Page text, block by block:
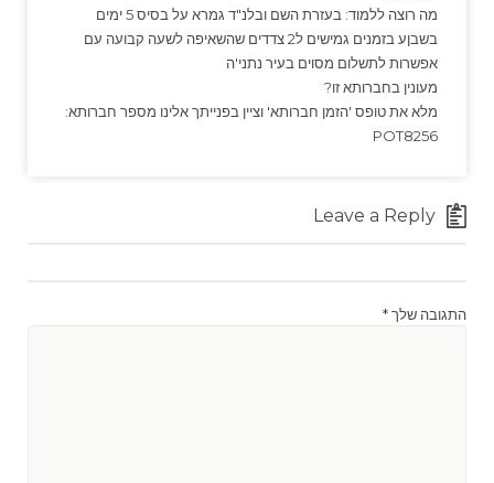
מה רוצה ללמוד: בעזרת השם ובלנ"ד גמרא על בסיס 5 ימים
בשבןע בזמנים גמישים ל2 צדדים שהשאיפה לשעה קבועה עם
אפשרות לתשלום מסוים בעיר נתני'ה
מעונין בחברותא זו?
מלא את טופס 'הזמן חברותא' וציין בפנייתך אלינו מספר חברותא:
POT8256
Leave a Reply
התגובה שלך*